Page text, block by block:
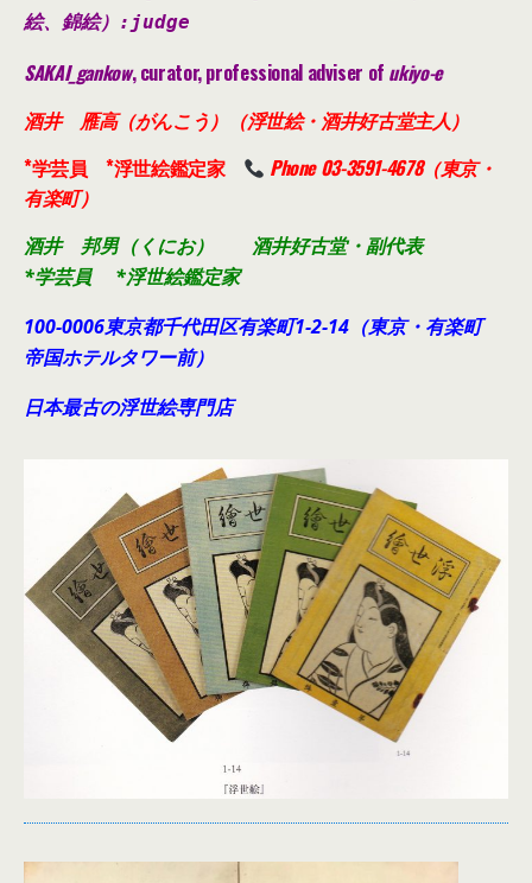
絵、錦絵） :judge
SAKAI_gankow, curator, professional adviser of ukiyo-e
酒井 雁高（がんこう）（浮世絵・酒井好古堂主人）
*学芸員 *浮世絵鑑定家
Phone 03-3591-4678（東京・
有楽町）
酒井 邦男（くにお） 酒井好古堂・副代表
*学芸員 *浮世絵鑑定家
100-0006東京都千代田区有楽町1-2-14（東京・有楽町
帝国ホテルタワー前）
日本最古の浮世絵専門店